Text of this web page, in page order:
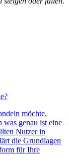
möchte,
genau ist eine
Nutzer in
die Grundlagen
für Ihre